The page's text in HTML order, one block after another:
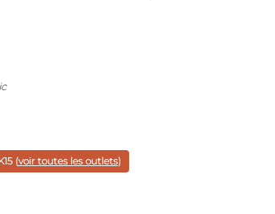
(voir toutes les outlets)